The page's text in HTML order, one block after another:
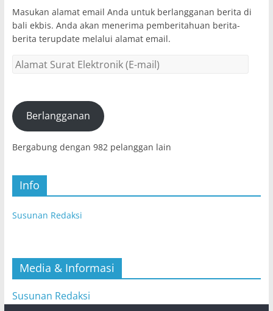
Masukan alamat email Anda untuk berlangganan berita di
bali ekbis. Anda akan menerima pemberitahuan berita-
berita terupdate melalui alamat email.
Alamat
(E-
mail)Berlangganan
Bergabung dengan 982 pelanggan lain
Info
Susunan Redaksi
Media & Informasi
Susunan Redaksi